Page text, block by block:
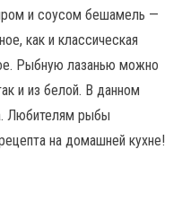
и соусом бешамель —
как и классическая
Рыбную лазанью можно
и из белой. В данном
Любителям рыбы
на домашней кухне!